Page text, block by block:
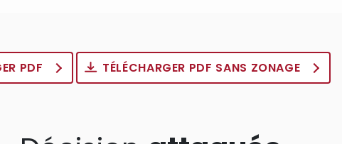
PDF TÉLÉCHARGER PDF SANS ZONAGE